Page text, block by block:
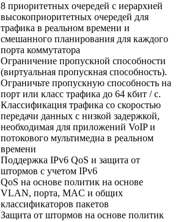
8 приоритетных очередей с иерархией
высокоприоритетных очередей для
трафика в реальном времени и
смешанного планирования для каждого
порта коммутатора
Ограничение пропускной способности
(виртуальная пропускная способность).
Ограничьте пропускную способность на
порт или класс трафика до 64 кбит / с.
Классификация трафика со скоростью
передачи данных с низкой задержкой,
необходимая для приложений VoIP и
потокового мультимедиа в реальном
времени
Поддержка IPv6 QoS и защита от
штормов с учетом IPv6
QoS на основе политик на основе
VLAN, порта, MAC и общих
классификаторов пакетов
Защита от штормов на основе политик